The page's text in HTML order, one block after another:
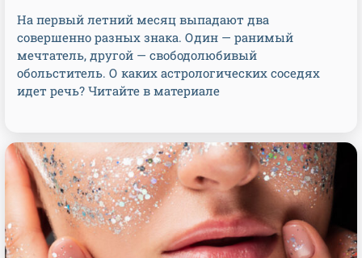
На первый летний месяц выпадают два
совершенно разных знака. Один — ранимый
мечтатель, другой — свободолюбивый
обольститель. О каких астрологических соседях
идет речь? Читайте в материале